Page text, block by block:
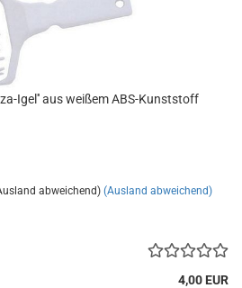
Igel'' aus weißem ABS-Kunststoff
abweichend) (Ausland abweichend)
4,00 EUR